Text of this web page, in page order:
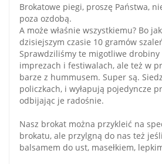
Brokatowe piegi, proszę Państwa,
poza ozdobą.
A może właśnie wszystkiemu? Bo
dzisiejszym czasie 10 gramów
Sprawdziliśmy te migotliwe drobiny
imprezach i festiwalach, ale też w
barze z hummusem. Super są.
policzkach, i wyłapują pojedyncze
odbijając je radośnie.
Nasz brokat można przykleić na
brokatu, ale przylgną do nas też
balsamem do ust, masełkiem,